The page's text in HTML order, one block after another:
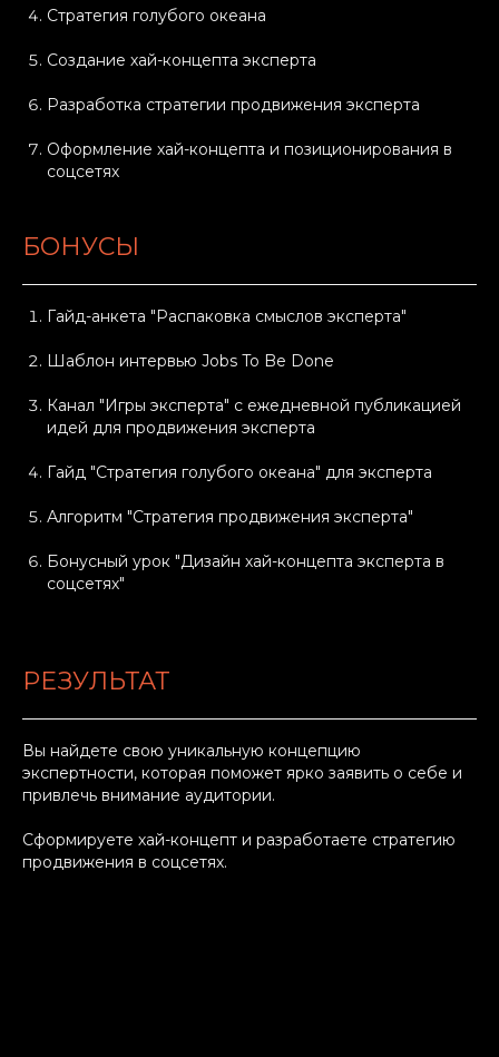
Стратегия голубого океана
Создание хай-концепта эксперта
Разработка стратегии продвижения эксперта
Оформление хай-концепта и позиционирования в
соцсетях
БОНУСЫ
Гайд-анкета "Распаковка смыслов эксперта"
Шаблон интервью Jobs To Be Done
Канал "Игры эксперта" с ежедневной публикацией
идей для продвижения эксперта
Гайд "Стратегия голубого океана" для эксперта
Алгоритм "Стратегия продвижения эксперта"
Бонусный урок "Дизайн хай-концепта эксперта в
соцсетях"
РЕЗУЛЬТАТ
Вы найдете свою уникальную концепцию
экспертности, которая поможет ярко заявить о себе и
привлечь внимание аудитории.
Сформируете хай-концепт и разработаете стратегию
продвижения в соцсетях.